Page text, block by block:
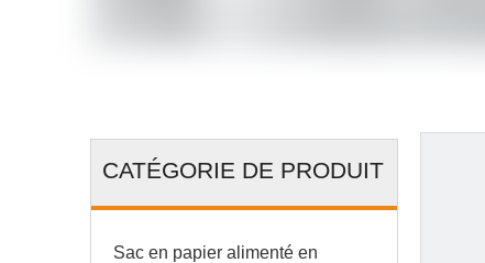
CATÉGORIE DE PRODUIT
Sac en papier alimenté en